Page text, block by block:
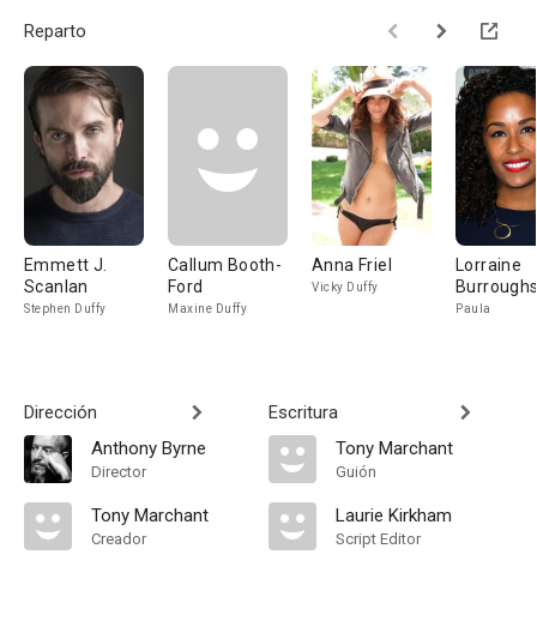
Reparto
Emmett J.
Scanlan
Stephen Duffy
Callum Booth-
Ford
Maxine Duffy
Anna Friel
Vicky Duffy
Lorraine
Paula
Dirección
Anthony Byrne
Director
Tony Marchant
Creador
Escritura
Tony Marchant
Guión
Laurie Kirkham
Script Editor